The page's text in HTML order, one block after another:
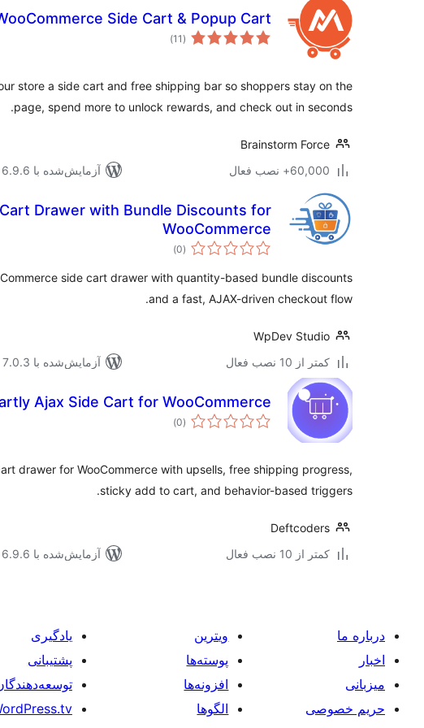
Side Cart & Popup Cart
(11
مجموع
امتیازها)
store a side cart and free shipping bar so shoppers stay on the
page, spend more to unlock rewards, and check out in seconds.
Brainstorm Force
60,000+ نصب فعال
آزمایش‌شده با 6.9.6
Drawer with Bundle Discounts for
WooCommerce
(0 مجموع
امتیازها
)
side cart drawer with quantity-based bundle discounts
and a fast, AJAX-driven checkout flow.
WpDev Studio
کمتر از 10 نصب فعال
آزمایش‌شده با 7.0.3
Ajax Side Cart for WooCommerce
(0 مجموع
امتیازها
)
drawer for WooCommerce with upsells, free shipping progress,
sticky add to cart, and behavior-based triggers.
Deftcoders
کمتر از 10 نصب فعال
آزمایش‌شده با 6.9.6
درباره ما
اخبار
میزبانی
حریم خصوصی
ویترین
پوسته‌ها
افزونه‌ها
الگوها
یادگیری
پشتیبانی